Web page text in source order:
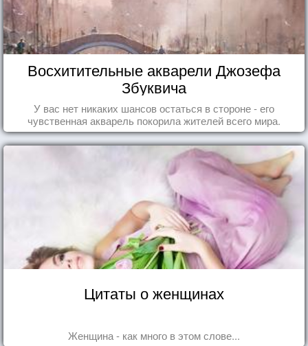
Восхитительные акварели Джозефа
Збуквича
У вас нет никаких шансов остаться в стороне - его
чувственная акварель покорила жителей всего мира.
Цитаты о женщинах
Женщина - как много в этом слове...